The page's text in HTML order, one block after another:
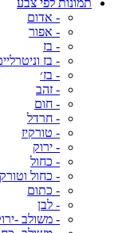
תמונות לפי צבע
- אדום
- אפור
- בז
- בז
- בז׳
- זהב
- חום
- חרדל
- טורקיז
- ירוק
- כחול
- כחול
- כתום
- לבן
- משולב -